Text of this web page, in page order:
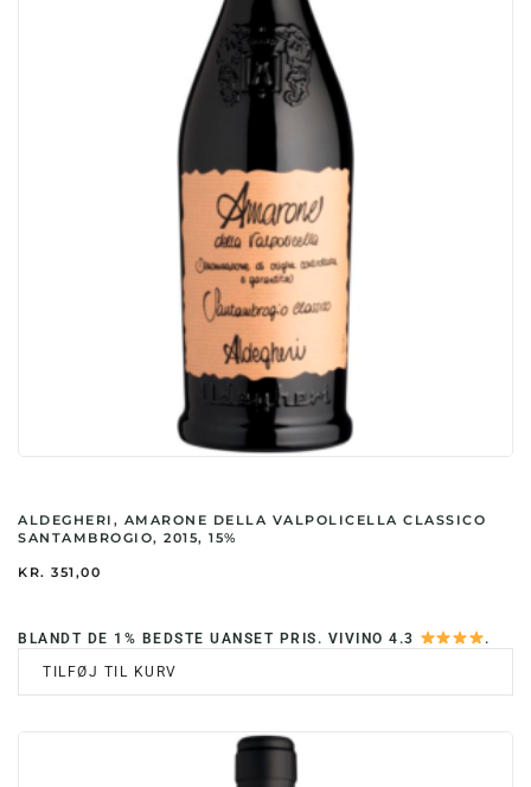
ALDEGHERI, AMARONE DELLA VALPOLICELLA CLASSICO
SANTAMBROGIO, 2015, 15%
KR. 351,00
BLANDT DE 1% BEDSTE UANSET PRIS. VIVINO 4.3
.
TILFØJ TIL KURV